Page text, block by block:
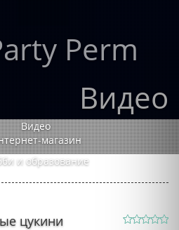
Perm
Видео
Видео
магазин
и образование
цукини